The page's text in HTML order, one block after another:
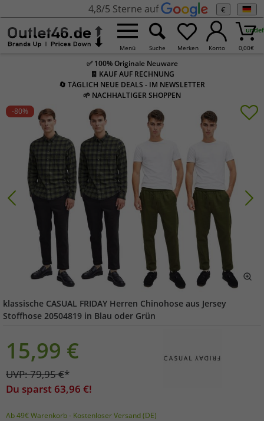
4,8/5 Sterne auf €
Menü Suche Merken Konto 0,00€
✅ 100% Originale Neuware
🧾 KAUF AUF RECHNUNG
🔄 TÄGLICH NEUE DEALS - IM NEWSLETTER
🌱 NACHHALTIGER SHOPPEN
-80%
klassische CASUAL FRIDAY Herren Chinohose aus Jersey
Stoffhose 20504819 in Blau oder Grün
15,99 €
UVP:79,95€*
Du sparst 63,96 €!
Ab 49€ Warenkorb - Kostenloser Versand (DE)